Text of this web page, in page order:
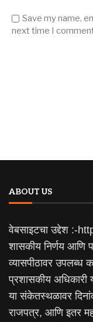
Save my name,
next time I
ABOUT US
वेबसाइटचा उद्देश :-
शासकीय निर्णय आणि
व्यासपीठावर
प्रशासकीय अधिकारी
या संकेतस्थळावर
राजपत्र, आणि इतर